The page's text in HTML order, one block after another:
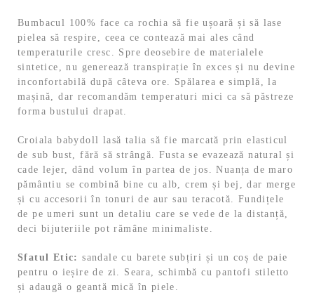
Bumbacul 100% face ca rochia să fie ușoară și să lase
pielea să respire, ceea ce contează mai ales când
temperaturile cresc. Spre deosebire de materialele
sintetice, nu generează transpirație în exces și nu devine
inconfortabilă după câteva ore. Spălarea e simplă, la
mașină, dar recomandăm temperaturi mici ca să păstreze
forma bustului drapat.
Croiala babydoll lasă talia să fie marcată prin elasticul
de sub bust, fără să strângă. Fusta se evazează natural și
cade lejer, dând volum în partea de jos. Nuanța de maro
pământiu se combină bine cu alb, crem și bej, dar merge
și cu accesorii în tonuri de aur sau teracotă. Fundițele
de pe umeri sunt un detaliu care se vede de la distanță,
deci bijuteriile pot rămâne minimaliste.
Sfatul Etic: sandale cu barete subțiri și un coș de paie
pentru o ieșire de zi. Seara, schimbă cu pantofi stiletto
și adaugă o geantă mică în piele.